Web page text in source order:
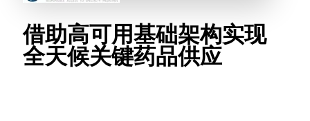
借助高可用基础架构实现
全天候关键药品供应